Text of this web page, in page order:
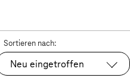
Sortieren nach:
Ausgewählt:
Neu eingetroffen